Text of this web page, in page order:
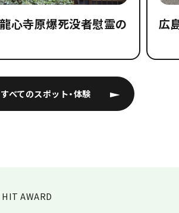
すべてのスポット・体験
心寺原爆死没者慰霊の
広
HIT AWARD